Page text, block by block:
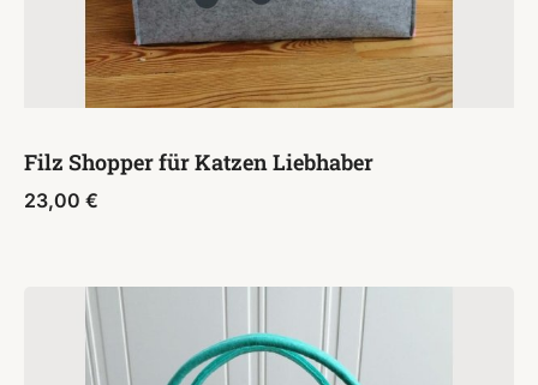
Filz Shopper für Katzen Liebhaber
23,00 €